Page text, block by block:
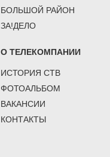
БОЛЬШОЙ РАЙОН
ЗА!ДЕЛО
О ТЕЛЕКОМПАНИИ
ИСТОРИЯ СТВ
ФОТОАЛЬБОМ
ВАКАНСИИ
КОНТАКТЫ